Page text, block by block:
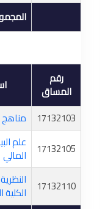
رقم
المساق
17132103
مناهج
17132105
علم
المالي
17132110